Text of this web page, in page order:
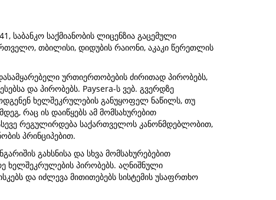
საბანკო საქმიანობის ლიცენზია გაცემული
თბილისი, დიდუბის რაიონი, აკაკი წერეთლის
ურთიერთობების ძირითად პირობებს,
და პირობებს. Paysera-ს ვებ. გვერდზე
ხელშეკრულების განუყოფელ ნაწილს, თუ
რაც ის დაიწყებს ამ მომსახურებით
რეგულირდება საქართველოს კანონმდებლობით,
პრინციპებით.
გახსნისა და სხვა მომსახურებებით
ხელშეკრულების პირობებს. აღნიშნული
და იძლევა მითითებებს სისტემის უსაფრთხო